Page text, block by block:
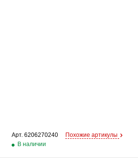
Арт. 6206270240
Похожие артикулы
В наличии